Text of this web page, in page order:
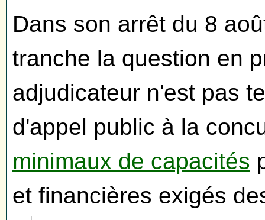
Dans son arrêt du 8
tranche la question en
adjudicateur n'est pas
d'appel public à la
minimaux de capacités
et financières exigés